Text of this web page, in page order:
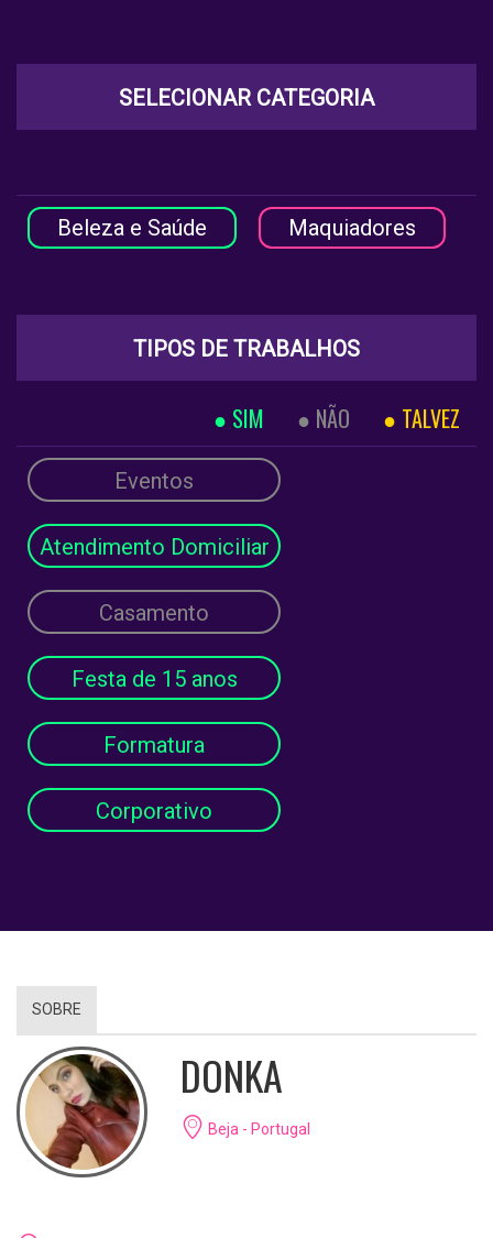
SELECIONAR CATEGORIA
Beleza e Saúde Maquiadores
TIPOS DE TRABALHOS
SIM NÃO TALVEZ
Eventos
Atendimento Domiciliar
Casamento
Festa de 15 anos
Formatura
Corporativo
SOBRE
DONKA
Beja - Portugal